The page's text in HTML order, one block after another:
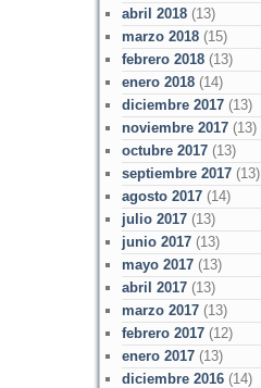
abril 2018(13)
marzo 2018(15)
febrero 2018(13)
enero 2018(14)
diciembre 2017(13)
noviembre 2017(13)
octubre 2017(13)
septiembre 2017(13)
agosto 2017(14)
julio 2017(13)
junio 2017(13)
mayo 2017(13)
abril 2017(13)
marzo 2017(13)
febrero 2017(12)
enero 2017(13)
diciembre 2016(14)